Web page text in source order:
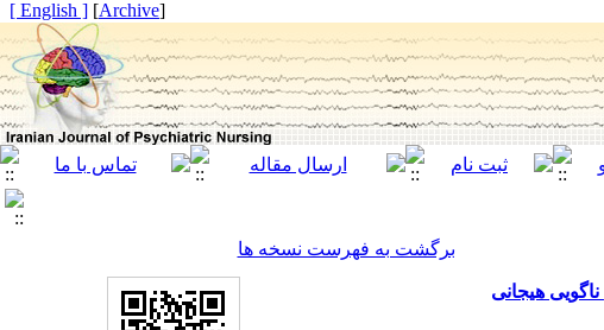
[
Archive
]
[ English ]
برگشت به فهرست نسخه ها
هیجانی